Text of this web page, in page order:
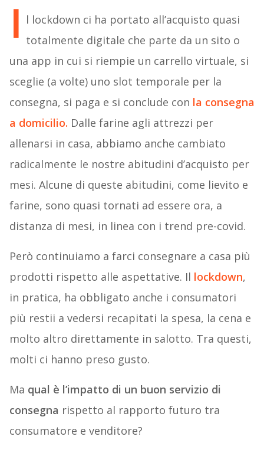
I l lockdown ci ha portato all’acquisto quasi
totalmente digitale che parte da un sito o
una app in cui si riempie un carrello virtuale, si
sceglie (a volte) uno slot temporale per la
consegna, si paga e si conclude con la consegna
a domicilio. Dalle farine agli attrezzi per
allenarsi in casa, abbiamo anche cambiato
radicalmente le nostre abitudini d’acquisto per
mesi. Alcune di queste abitudini, come lievito e
farine, sono quasi tornati ad essere ora, a
distanza di mesi, in linea con i trend pre-covid.
Però continuiamo a farci consegnare a casa più
prodotti rispetto alle aspettative. Il lockdown,
in pratica, ha obbligato anche i consumatori
più restii a vedersi recapitati la spesa, la cena e
molto altro direttamente in salotto. Tra questi,
molti ci hanno preso gusto.
Ma qual è l’impatto di un buon servizio di
consegna rispetto al rapporto futuro tra
consumatore e venditore?